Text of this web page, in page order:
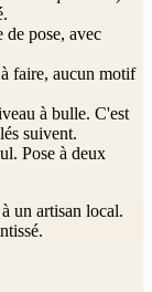
de pose, avec
faire, aucun motif
à bulle. C'est
suivent.
Pose à deux
un artisan local.